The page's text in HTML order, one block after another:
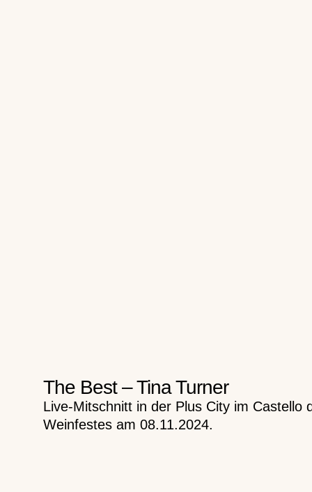
The Best – Tina Turner
Live-Mitschnitt in der Plus City im Castello
Weinfestes am 08.11.2024.